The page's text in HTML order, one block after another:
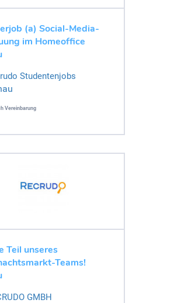
(a) Social-Media-
im Homeoffice
Studentenjobs
Vereinbarung
Teil unseres
Teams!
GMBH